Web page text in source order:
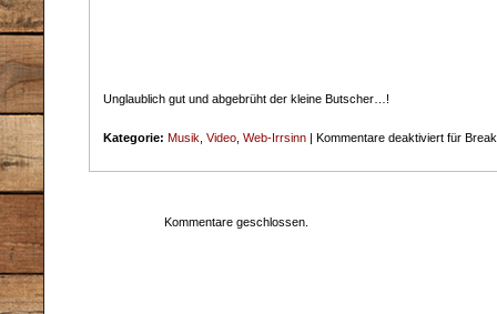
Unglaublich gut und abgebrüht der kleine Butscher…!
Kategorie: Musik Video Web-Irrsinn | Kommentare deaktiviert für
Kommentare geschlossen.